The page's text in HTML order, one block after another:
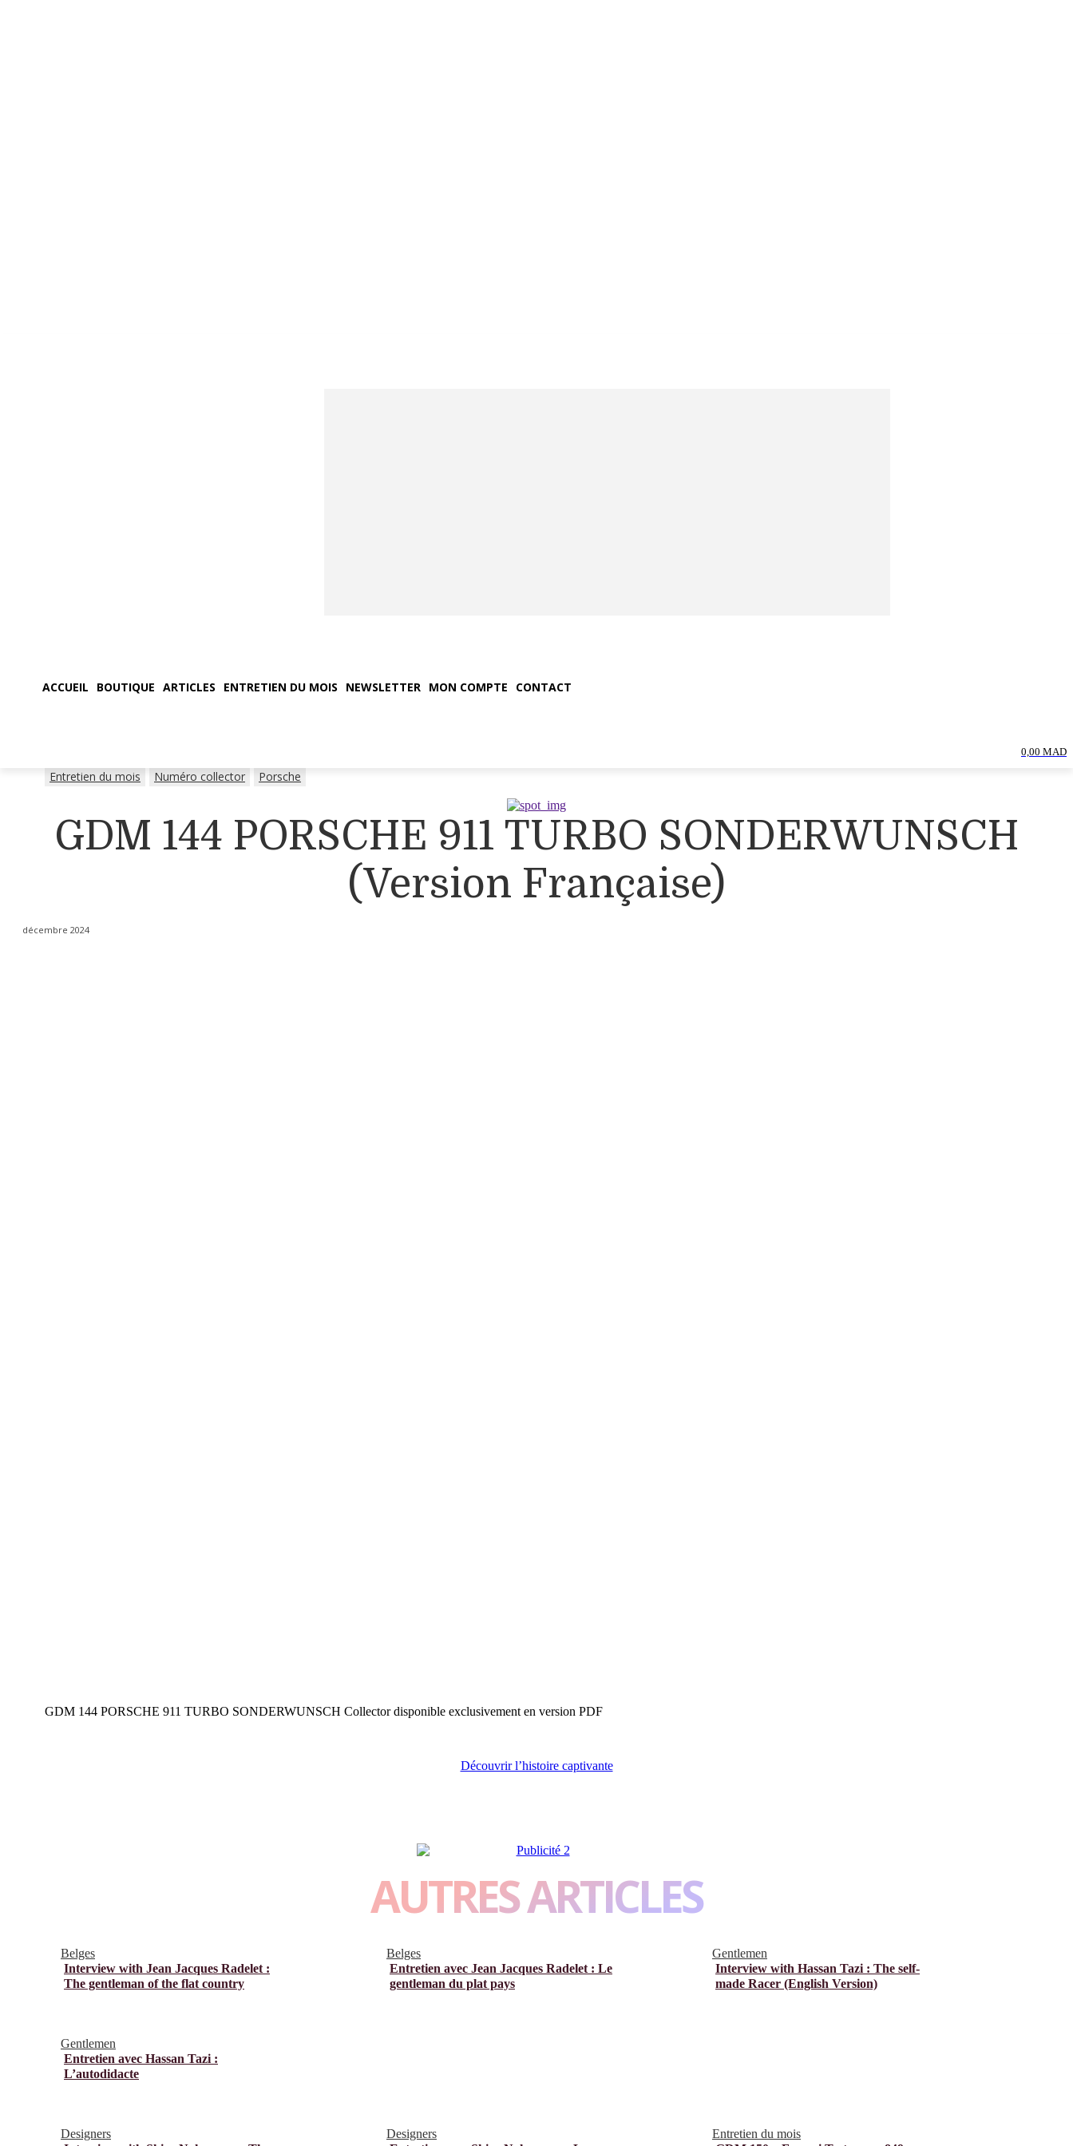
ACCUEIL BOUTIQUE ARTICLES ENTRETIEN DU MOIS NEWSLETTER MON COMPTE CONTACT
0,00 MAD
Entretien du mois Numéro collector Porsche
GDM 144 PORSCHE 911 TURBO SONDERWUNSCH
(Version Française)
décembre 2024
GDM 144 PORSCHE 911 TURBO SONDERWUNSCH Collector disponible exclusivement en version PDF
Découvrir l’histoire captivante
AUTRES ARTICLES
Belges
Interview with Jean Jacques Radelet :
The gentleman of the flat country
Belges
Entretien avec Jean Jacques Radelet : Le
gentleman du plat pays
Gentlemen
Interview with Hassan Tazi : The self-
made Racer (English Version)
Gentlemen
Entretien avec Hassan Tazi :
L’autodidacte
Designers
Designers
Entretien du mois